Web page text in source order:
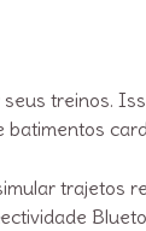
treinos.
batimentos
trajetos